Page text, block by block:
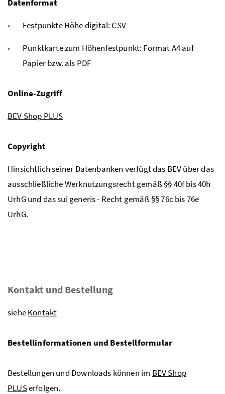
Datenformat
Festpunkte Höhe digital: CSV
Punktkarte zum Höhenfestpunkt: Format A4 auf
Papier bzw. als PDF
Online-Zugriff
BEV Shop PLUS
Copyright
Hinsichtlich seiner Datenbanken verfügt das BEV über das
ausschließliche Werknutzungsrecht gemäß §§ 40f bis 40h
UrhG und das sui generis - Recht gemäß §§ 76c bis 76e
UrhG.
Kontakt und Bestellung
sieheKontakt
Bestellinformationen und Bestellformular
Bestellungen und Downloads können im BEV Shop
PLUSerfolgen.